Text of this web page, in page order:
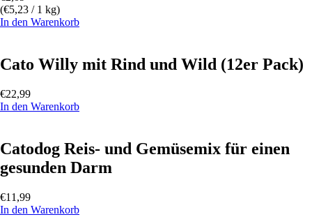
(€5,23 / 1 kg)
In den Warenkorb
Cato Willy mit Rind und Wild (12er Pack)
€22,99
In den Warenkorb
Catodog Reis- und Gemüsemix für einen
gesunden Darm
€11,99
In den Warenkorb